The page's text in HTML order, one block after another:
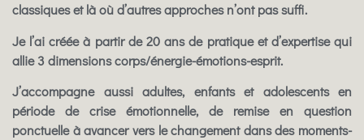
classiques et là où d’autres approches n’ont pas suffi.
Je l’ai créée à partir de 20 ans de pratique et d’expertise qui
allie 3 dimensions corps/énergie-émotions-esprit.
J’accompagne aussi adultes, enfants et adolescents en
période de crise émotionnelle, de remise en question
ponctuelle à avancer vers le changement dans des moments-